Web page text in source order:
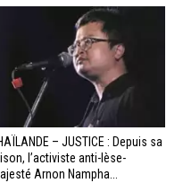
– JUSTICE : Depuis sa
l’activiste anti-lèse-
Arnon Nampha...